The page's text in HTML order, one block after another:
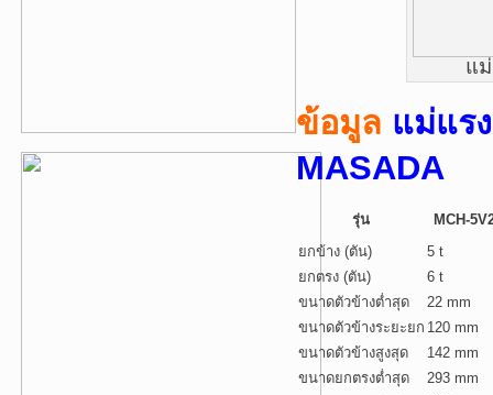
แ
ข้อมูล แม่แร
MASADA
รุ่น
MCH-
ยกข้าง (ตัน)
5 t
ยกตรง (ตัน)
6 t
ขนาดตัวข้างต่ำสุด
22 mm
ขนาดตัวข้างระยะยก 120 mm
ขนาดตัวข้างสูงสุด
142 mm
ขนาดยกตรงต่ำสุด
293 mm